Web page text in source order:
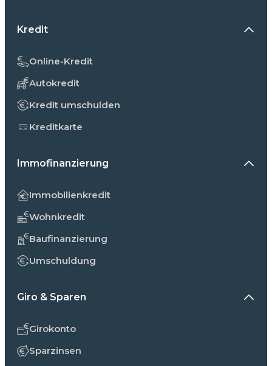
Kredit
Online-Kredit
Autokredit
Kredit umschulden
Kreditkarte
Immofinanzierung
Immobilienkredit
Wohnkredit
Baufinanzierung
Umschuldung
Giro & Sparen
Girokonto
Sparzinsen